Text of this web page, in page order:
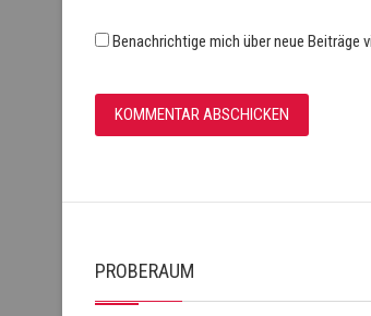
Benachrichtige mich über neue Beiträge
PROBERAUM